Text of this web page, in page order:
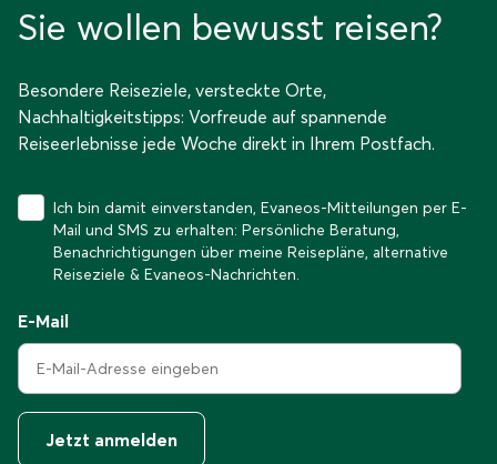
Sie wollen bewusst reisen?
Besondere Reiseziele, versteckte Orte,
Nachhaltigkeitstipps: Vorfreude auf spannende
Reiseerlebnisse jede Woche direkt in Ihrem Postfach.
Ich bin damit einverstanden, Evaneos-Mitteilungen per E-
Mail und SMS zu erhalten: Persönliche Beratung,
Benachrichtigungen über meine Reisepläne, alternative
Reiseziele & Evaneos-Nachrichten.
E-Mail
Jetzt anmelden